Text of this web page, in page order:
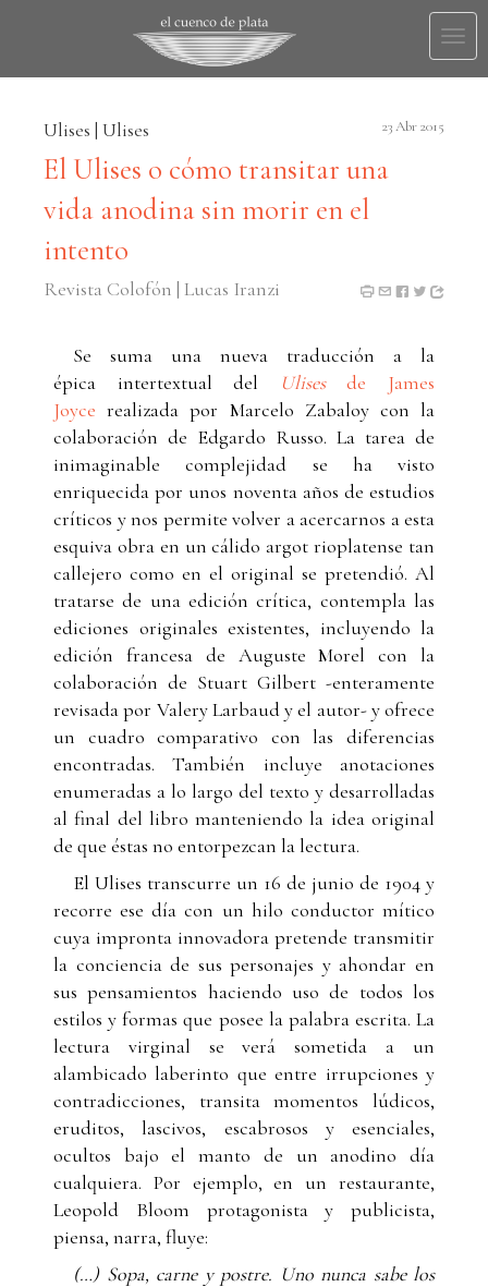
Ulises | Ulises 23 Abr 2015
El Ulises o cómo transitar una
vida anodina sin morir en el
intento
Revista Colofón | Lucas Iranzi
Se suma una nueva traducción a la
épica intertextual del
Ulisesde James
Joyce realizada por Marcelo Zabaloy con la
colaboración de Edgardo Russo. La tarea de
inimaginable complejidad se ha visto
enriquecida por unos noventa años de estudios
críticos y nos permite volver a acercarnos a esta
esquiva obra en un cálido argot rioplatense tan
callejero como en el original se pretendió. Al
tratarse de una edición crítica, contempla las
ediciones originales existentes, incluyendo la
edición francesa de Auguste Morel con la
colaboración de Stuart Gilbert -enteramente
revisada por Valery Larbaud y el autor- y ofrece
un cuadro comparativo con las diferencias
encontradas. También incluye anotaciones
enumeradas a lo largo del texto y desarrolladas
al final del libro manteniendo la idea original
de que éstas no entorpezcan la lectura.
El Ulises transcurre un 16 de junio de 1904 y
recorre ese día con un hilo conductor mítico
cuya impronta innovadora pretende transmitir
la conciencia de sus personajes y ahondar en
sus pensamientos haciendo uso de todos los
estilos y formas que posee la palabra escrita. La
lectura virginal se verá sometida a un
alambicado laberinto que entre irrupciones y
contradicciones, transita momentos lúdicos,
eruditos, lascivos, escabrosos y esenciales,
ocultos bajo el manto de un anodino día
cualquiera. Por ejemplo, en un restaurante,
Leopold Bloom protagonista y publicista,
piensa, narra, fluye:
(…) Sopa, carne y postre. Uno nunca sabe los